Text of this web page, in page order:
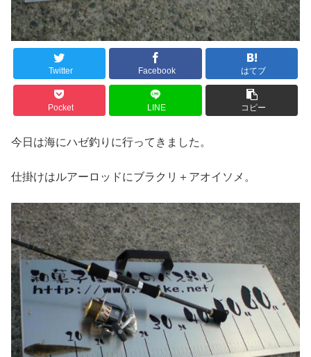
Twitter Facebook はてブ
Pocket LINE コピー
今日は海にハゼ釣りに行ってきました。
仕掛けはルアーロッドにブラクリ＋アオイソメ。